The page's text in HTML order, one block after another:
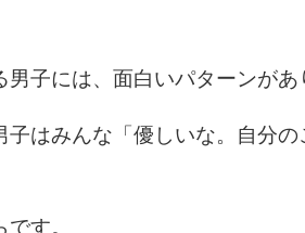
子には、面白いパターンがあ
はみんな「優しいな。自分の
す。